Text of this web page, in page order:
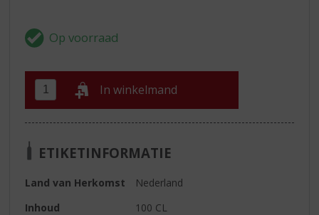
In winkelmand
ETIKETINFORMATIE
Land van Herkomst
Nederland
Inhoud
100 CL